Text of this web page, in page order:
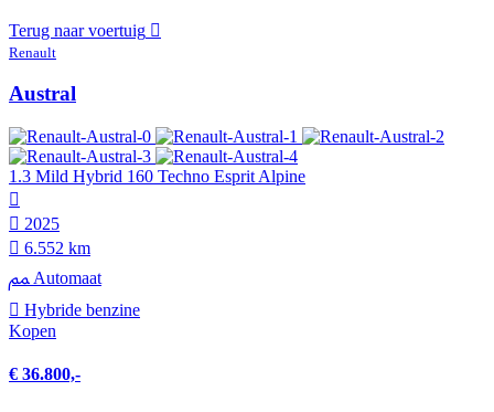
Terug naar voertuig
Renault
Austral
1.3 Mild Hybrid 160 Techno Esprit Alpine
2025
6.552 km
Automaat
Hybride benzine
Kopen
€ 36.800,-